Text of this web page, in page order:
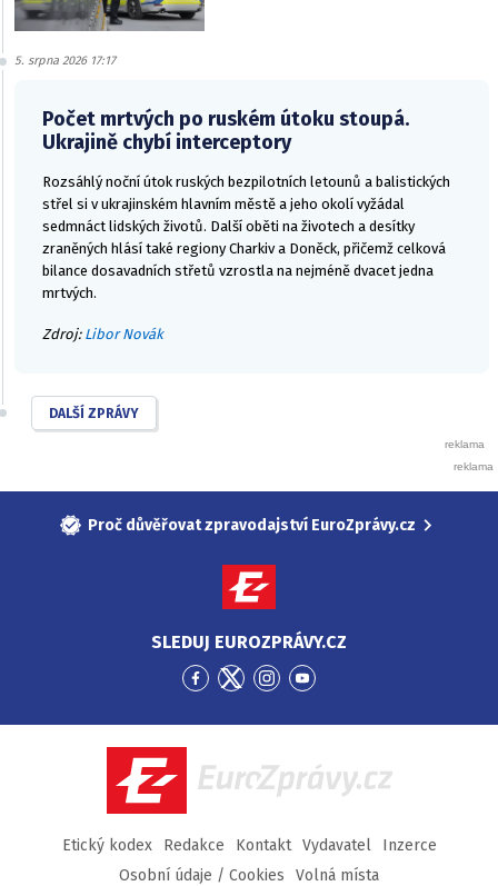
5. srpna 2026 17:17
Počet mrtvých po ruském útoku stoupá.
Ukrajině chybí interceptory
Rozsáhlý noční útok ruských bezpilotních letounů a balistických
střel si v ukrajinském hlavním městě a jeho okolí vyžádal
sedmnáct lidských životů. Další oběti na životech a desítky
zraněných hlásí také regiony Charkiv a Doněck, přičemž celková
bilance dosavadních střetů vzrostla na nejméně dvacet jedna
mrtvých.
Zdroj: Libor Novák
DALŠÍ ZPRÁVY
Proč důvěřovat zpravodajství EuroZprávy.cz
SLEDUJ EUROZPRÁVY.CZ
Přejít
Facebook
Přejít
Twitter
Přejít
Instagram
Přejít
YouTube
EuroZprávy.cz
Etický kodex Redakce Kontakt Vydavatel
Inzerce
Osobní údaje / Cookies
Volná místa